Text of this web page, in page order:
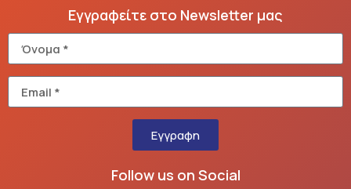
Εγγραφείτε στο Newsletter μας
Εγγραφη
Follow us on Social